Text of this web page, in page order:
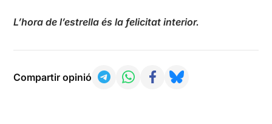
L’hora de l’estrella és la felicitat interior.
Compartir opinió